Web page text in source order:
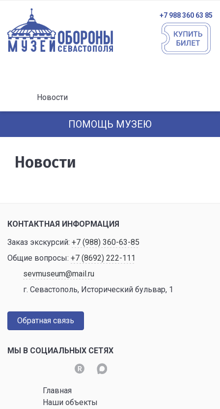
+7 988 360 63 85
Новости
ПОМОЩЬ МУЗЕЮ
Новости
КОНТАКТНАЯ ИНФОРМАЦИЯ
Заказ экскурсий: +7 (988) 360-63-85
Общие вопросы: +7 (8692) 222-111
sevmuseum@mail.ru
г. Севастополь, Исторический бульвар, 1
Обратная связь
МЫ В СОЦИАЛЬНЫХ СЕТЯХ
Главная
Наши объекты